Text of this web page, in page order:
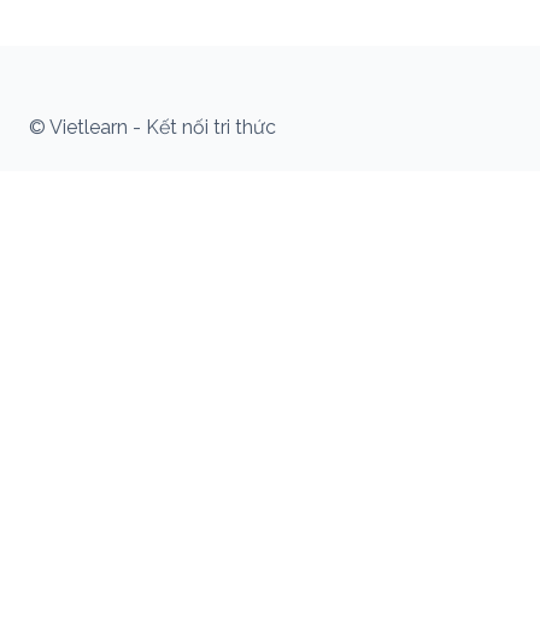
© Vietlearn - Kết nối tri thức